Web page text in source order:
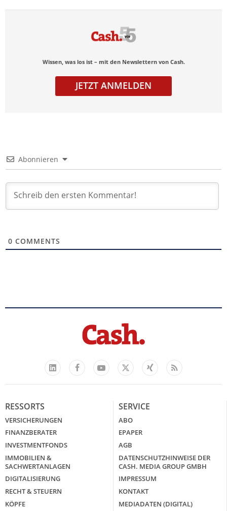
Wissen, was los ist – mit den Newslettern von Cash.
JETZT ANMELDEN
Abonnieren
0 COMMENTS
LinkedIn
FacebookYouTube
X
Xing Feed
RESSORTS
VERSICHERUNGEN
FINANZBERATER
INVESTMENTFONDS
IMMOBILIEN &
SACHWERTANLAGEN
DIGITALISIERUNG
RECHT & STEUERN
KÖPFE
SERVICE
ABO
EPAPER
AGB
DATENSCHUTZHINWEISE DER
CASH. MEDIA GROUP GMBH
IMPRESSUM
KONTAKT
MEDIADATEN (DIGITAL)